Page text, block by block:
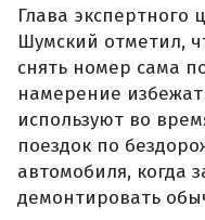
Глава экспертного
Шумский отметил,
снять номер сама
намерение
используют во
поездок по
автомобиля,
демонтировать